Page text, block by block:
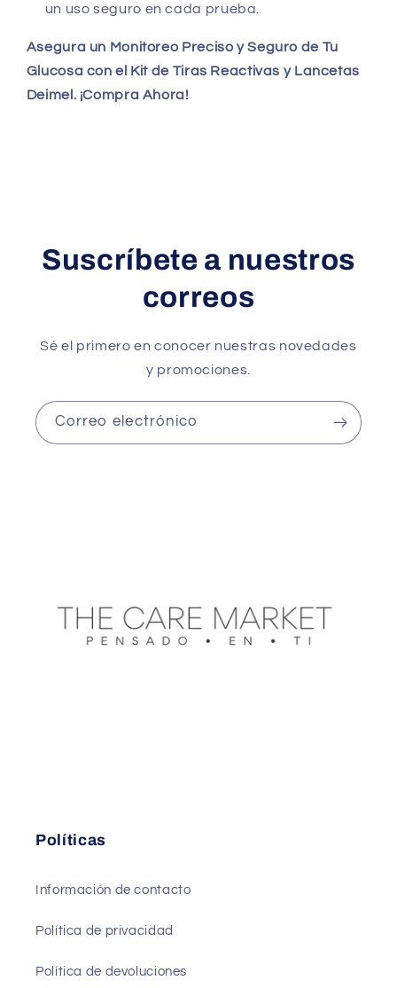
un uso seguro en cada prueba.
Asegura un Monitoreo Preciso y Seguro de Tu
Glucosa con el Kit de Tiras Reactivas y Lancetas
Deimel. ¡Compra Ahora!
Suscríbete a nuestros
correos
Sé el primero en conocer nuestras novedades
y promociones.
Correo electrónico
Políticas
Información de contacto
Política de privacidad
Política de devoluciones